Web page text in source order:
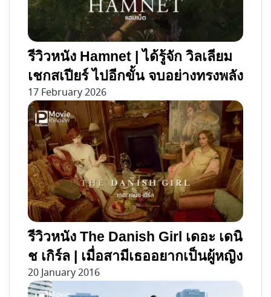
รีวิวหนัง Hamnet | ได้รู้จัก วิลเลียม
เชกสเปียร์ ไปอีกขั้น จบอย่างทรงพลัง
17 February 2026
รีวิวหนัง The Danish Girl เดอะ เดนิ
ช เกิร์ล | เมื่อสามีเธออยากเป็นผู้หญิง
20 January 2016